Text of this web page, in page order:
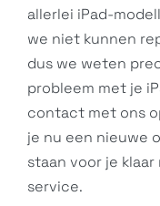
allerlei iPad-
we niet kunnen
dus we weten
probleem met je
contactmet ons
je nu een nieuwe
staan voor je klaar
service.